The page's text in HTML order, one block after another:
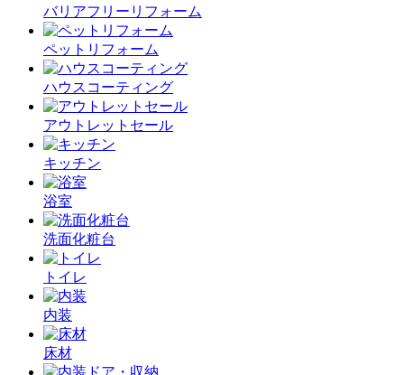
バリアフリーリフォーム
ペットリフォーム
ハウスコーティング
アウトレットセール
キッチン
浴室
洗面化粧台
トイレ
内装
床材